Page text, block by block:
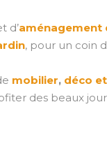
d’aménagement
, pour un coin
mobilier, déco
des beaux